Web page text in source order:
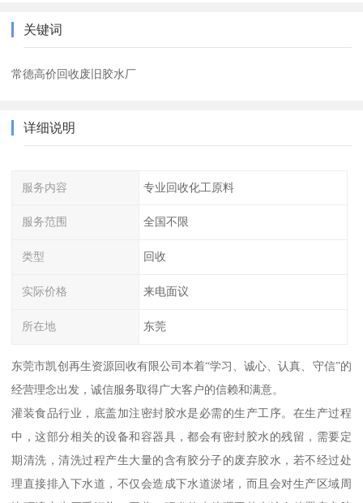
关键词
常德高价回收废旧胶水厂
详细说明
服务内容 专业回收化工原料
服务范围 全国不限
类型 回收
实际价格 来电面议
所在地 东莞
东莞市凯创再生资源回收有限公司本着“学习、诚心、认真、守信”的
经营理念出发，诚信服务取得广大客户的信赖和满意。
灌装食品行业，底盖加注密封胶水是必需的生产工序。在生产过程
中，这部分相关的设备和容器具，都会有密封胶水的残留，需要定
期清洗，清洗过程产生大量的含有胶分子的废弃胶水，若不经过处
理直接排入下水道，不仅会造成下水道淤堵，而且会对生产区域周